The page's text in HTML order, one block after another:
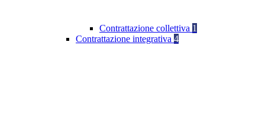
Contrattazione collettiva 1
Contrattazione integrativa 4